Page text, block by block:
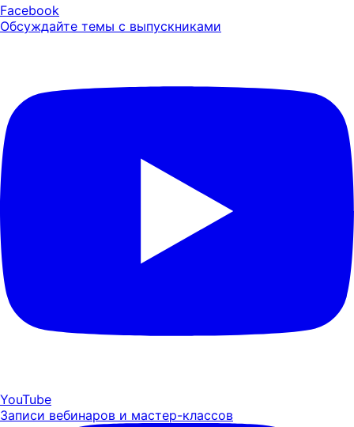
Facebook
Обсуждайте темы с выпускниками
YouTube
Записи вебинаров и мастер-классов